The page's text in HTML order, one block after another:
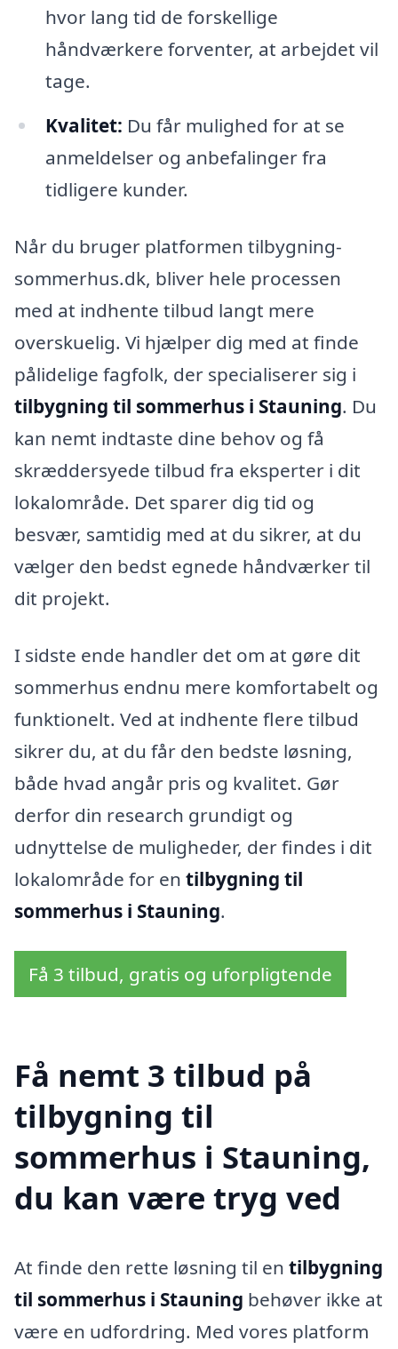
hvor lang tid de forskellige
håndværkere forventer, at arbejdet vil
tage.
Kvalitet: Du får mulighed for at se
anmeldelser og anbefalinger fra
tidligere kunder.
Når du bruger platformen tilbygning-
sommerhus.dk, bliver hele processen
med at indhente tilbud langt mere
overskuelig. Vi hjælper dig med at finde
pålidelige fagfolk, der specialiserer sig i
tilbygning til sommerhus i Stauning. Du
kan nemt indtaste dine behov og få
skræddersyede tilbud fra eksperter i dit
lokalområde. Det sparer dig tid og
besvær, samtidig med at du sikrer, at du
vælger den bedst egnede håndværker til
dit projekt.
I sidste ende handler det om at gøre dit
sommerhus endnu mere komfortabelt og
funktionelt. Ved at indhente flere tilbud
sikrer du, at du får den bedste løsning,
både hvad angår pris og kvalitet. Gør
derfor din research grundigt og
udnyttelse de muligheder, der findes i dit
lokalområde for en tilbygning til
sommerhus i Stauning.
Få 3 tilbud, gratis og uforpligtende
Få nemt 3 tilbud på
tilbygning til
sommerhus i Stauning,
du kan være tryg ved
At finde den rette løsning til en tilbygning
til sommerhus i Stauning behøver ikke at
være en udfordring. Med vores platform